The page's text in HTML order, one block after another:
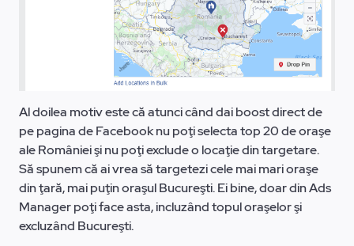
Al doilea motiv este că atunci când dai boost direct de
pe pagina de Facebook nu poţi selecta top 20 de oraşe
ale României şi nu poţi exclude o locaţie din targetare.
Să spunem că ai vrea să targetezi cele mai mari oraşe
din ţară, mai puţin oraşul Bucureşti. Ei bine, doar din Ads
Manager poţi face asta, incluzând topul oraşelor şi
excluzând Bucureşti.